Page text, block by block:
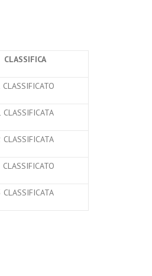
CLASSIFICA
CLASSIFICATO
CLASSIFICATA
CLASSIFICATA
CLASSIFICATO
CLASSIFICATA